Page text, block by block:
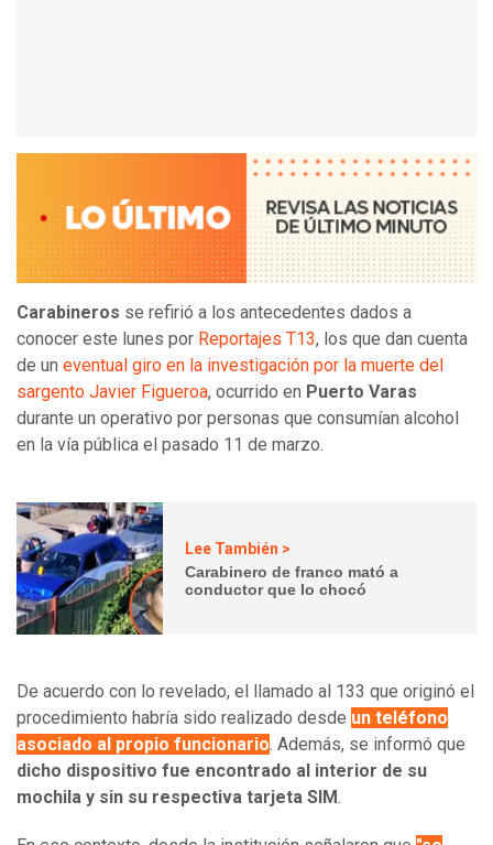
Carabineros se refirió a los antecedentes dados a
conocer este lunes por Reportajes T13, los que dan cuenta
de un eventual giro en la investigación por la muerte del
sargento Javier Figueroa, ocurrido en Puerto Varas
durante un operativo por personas que consumían alcohol
en la vía pública el pasado 11 de marzo.
Lee También >
Carabinero de franco mató a
conductor que lo chocó
De acuerdo con lo revelado, el llamado al 133 que originó el
procedimiento habría sido realizado desde un teléfono
asociado al propio funcionario. Además, se informó que
dicho dispositivo fue encontrado al interior de su
mochila y sin su respectiva tarjeta SIM.